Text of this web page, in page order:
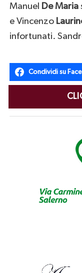
Manuel De Maria
e Vincenzo
infortunati.
Condividi su